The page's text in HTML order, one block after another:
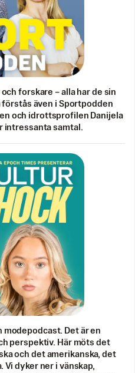
forskare – alla har de sin
även i Sportpodden
och idrottsprofilen Danijela
intressanta samtal.
modepodcast. Det är en
perspektiv. Här möts det
och det amerikanska, det
dyker ner i vänskap,